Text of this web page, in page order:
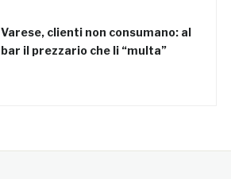
Varese, clienti non consumano: al
bar il prezzario che li “multa”